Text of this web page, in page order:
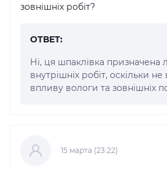
зовнішніх робіт?
ОТВЕТ:
Ні, ця шпаклівка призначена
внутрішніх робіт, оскільки
впливу вологи та зовнішніх
15 марта (23:22)